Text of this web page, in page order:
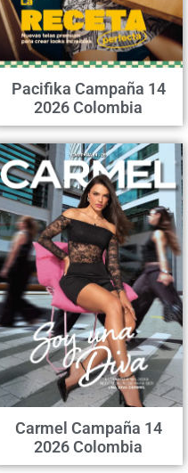
Pacifika Campaña 14
2026 Colombia
Carmel Campaña 14
2026 Colombia